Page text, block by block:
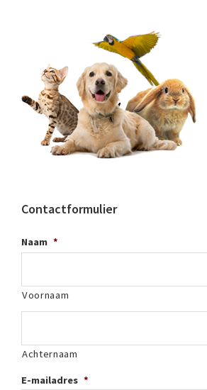
Contactformulier
Naam *
Voornaam
Achternaam
E-mailadres *